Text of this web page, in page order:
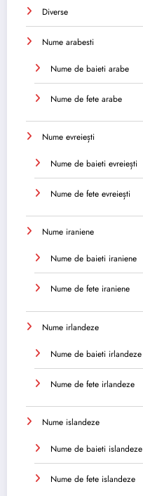
Diverse
Nume arabesti
Nume de baieti arabe
Nume de fete arabe
Nume evreiești
Nume de baieti evreiești
Nume de fete evreiești
Nume iraniene
Nume de baieti iraniene
Nume de fete iraniene
Nume irlandeze
Nume de baieti irlandeze
Nume de fete irlandeze
Nume islandeze
Nume de baieti islandeze
Nume de fete islandeze